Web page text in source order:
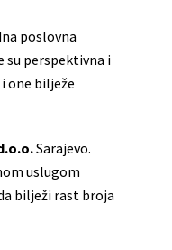
poslovna
su perspektivna i
one bilježe
Sarajevo.
uslugom
bilježi rast broja